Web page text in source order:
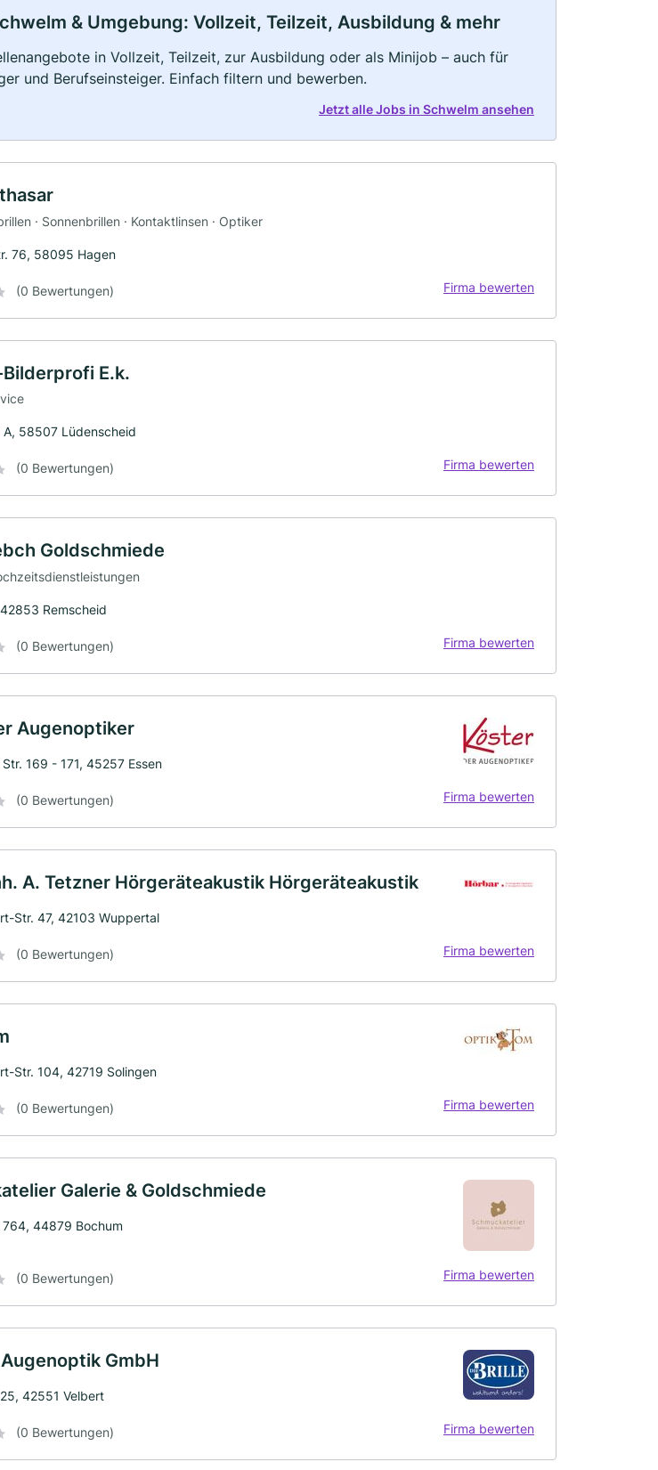
& Umgebung: Vollzeit, Teilzeit, Ausbildung & mehr
in Vollzeit, Teilzeit, zur Ausbildung oder als Minijob – auch für
und Berufseinsteiger. Einfach filtern und bewerben.
Jetzt alle Jobs in Schwelm ansehen
· Sonnenbrillen · Kontaktlinsen · Optiker
76, 58095 Hagen
(0 Bewertungen) Firma bewerten
E.k.
A, 58507 Lüdenscheid
(0 Bewertungen) Firma bewerten
Goldschmiede
Remscheid
(0 Bewertungen) Firma bewerten
Augenoptiker
169 - 171, 45257 Essen
(0 Bewertungen) Firma bewerten
A. Tetzner Hörgeräteakustik Hörgeräteakustik
Str. 47, 42103 Wuppertal
(0 Bewertungen) Firma bewerten
Str. 104, 42719 Solingen
(0 Bewertungen) Firma bewerten
Galerie & Goldschmiede
44879 Bochum
(0 Bewertungen) Firma bewerten
GmbH
42551 Velbert
(0 Bewertungen) Firma bewerten